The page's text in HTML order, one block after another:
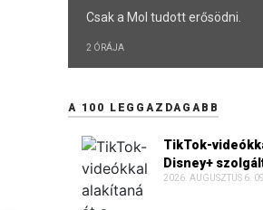
Csak a Mol tudott erősödni.
2 ÓRÁJA
A 100 LEGGAZDAGABB
TikTok-
Disney+
2026. AUGUSZTUS 6.